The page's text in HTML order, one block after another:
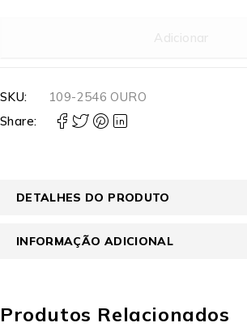
Adicionar
SKU:
109-2546 OURO
Share:
DETALHES DO PRODUTO
INFORMAÇÃO ADICIONAL
Produtos Relacionados